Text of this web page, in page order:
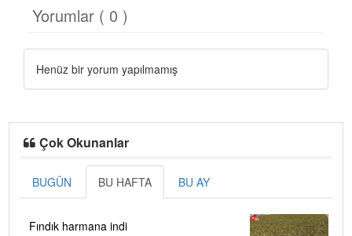
Yorumlar ( 0 )
Henüz bir yorum yapılmamış
Çok Okunanlar
BUGÜN BU HAFTA BU AY
Fındık harmana indi